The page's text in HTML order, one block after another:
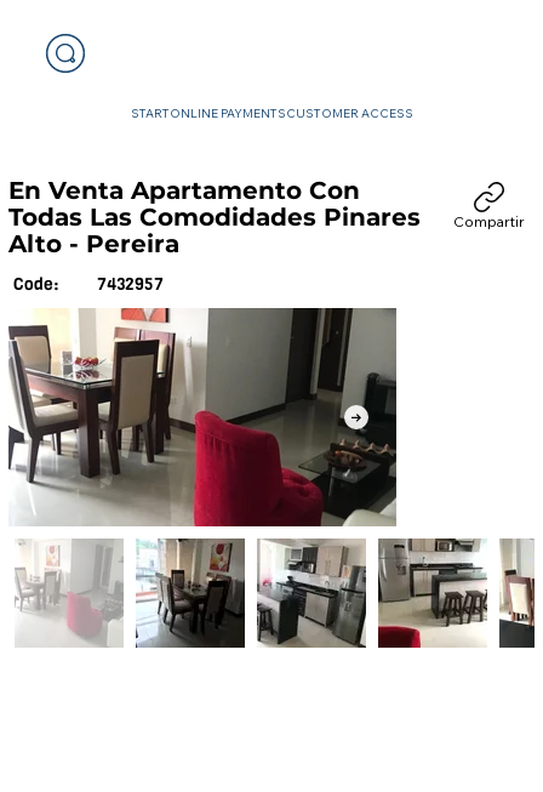
STARTONLINE PAYMENTSCUSTOMER ACCESS
En Venta Apartamento Con
Todas Las Comodidades Pinares
Alto - Pereira
Code: 7432957
Compartir